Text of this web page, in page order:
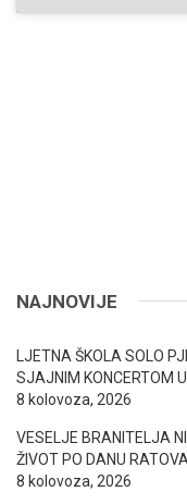
NAJNOVIJE
LJETNA ŠKOLA SOLO
SJAJNIM KONCERTOM
8 kolovoza, 2026
VESELJE BRANITELJA
ŽIVOT PO DANU
8 kolovoza, 2026